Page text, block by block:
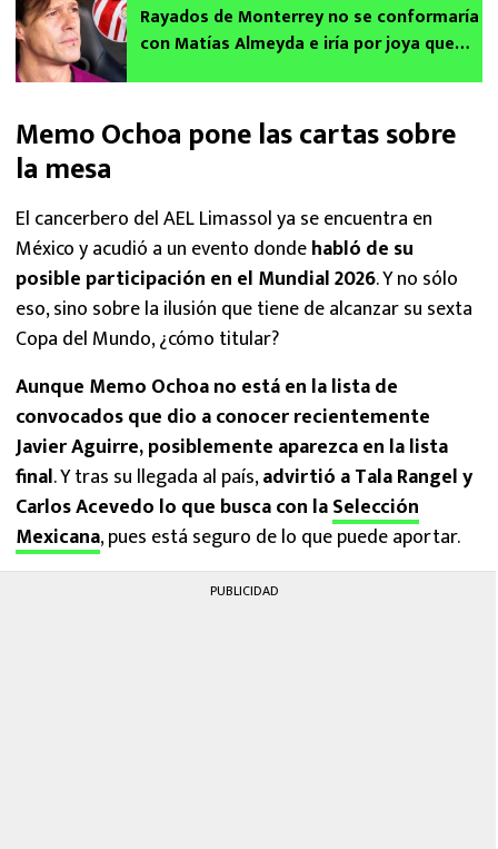
Rayados de Monterrey no se conformaría
con Matías Almeyda e iría por joya que
Memo Ochoa pone las cartas sobre
la mesa
El cancerbero del AEL Limassol ya se encuentra en
México y acudió a un evento dondehabló de su
posible participación en el Mundial 2026. Y no sólo
eso, sino sobre la ilusión que tiene de alcanzar su sexta
Copa del Mundo, ¿cómo titular?
Aunque Memo Ochoa no está en la lista de
convocados que dio a conocer recientemente
Javier Aguirre, posiblemente aparezca en la lista
final. Y tras su llegada al país,advirtió a Tala Rangel y
Carlos Acevedo lo que busca con laSelección
Mexicana, pues está seguro de lo que puede aportar.
PUBLICIDAD